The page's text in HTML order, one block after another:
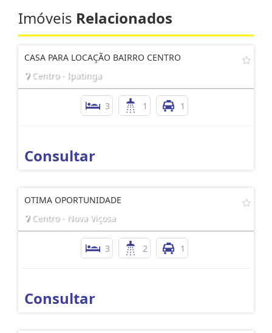
Imóveis Relacionados
CASA PARA LOCAÇÃO BAIRRO CENTRO
Centro - Ipatinga
3 1 1
Consultar
OTIMA OPORTUNIDADE
Centro - Nova Viçosa
3 2 1
Consultar